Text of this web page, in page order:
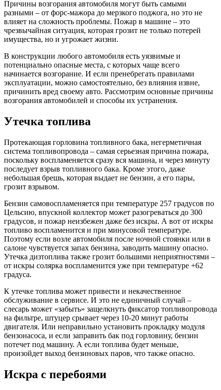
Причины возгорания автомобиля могут быть самыми
разными – от форс-мажора до мерзкого поджога, но это не
влияет на сложность проблемы. Пожар в машине – это
чрезвычайная ситуация, которая грозит не только потерей
имущества, но и угрожает жизни.
В конструкции любого автомобиля есть уязвимые и
потенциально опасные места, с которых чаще всего
начинается возгорание. И если пренебрегать правилами
эксплуатации, можно самостоятельно, без влияния извне,
причинить вред своему авто. Рассмотрим основные причины
возгорания автомобилей и способы их устранения.
Утечка топлива
Протекающая горловина топливного бака, негерметичная
система топливопровода – самая серьезная причина пожара,
поскольку воспламеняется сразу вся машина, и через минуту
последует взрыв топливного бака. Кроме этого, даже
небольшая брешь, которая выдает не бензин, а его пары,
грозит взрывом.
Бензин самовоспламеняется при температуре 257 градусов по
Цельсию, впускной коллектор может разогреваться до 300
градусов, и пожар неизбежен даже без искры. А вот от искры
топливо воспламенится и при минусовой температуре.
Поэтому если возле автомобиля после ночной стоянки или в
салоне чувствуется запах бензина, заводить машину опасно.
Утечка дизтоплива также грозит большими неприятностями –
от искры солярка воспламенится уже при температуре +62
градуса.
К утечке топлива может привести и некачественное
обслуживание в сервисе. И это не единичный случай –
слесарь может «забыть» защелкнуть фиксатор топливопровода
на фильтре, штуцер срывает через 10-20 минут работы
двигателя. Или неправильно установить прокладку модуля
бензонасоса, и если заправить бак под горловину, бензин
потечет под машину. А если топлива будет меньше,
произойдет выход бензиновых паров, что также опасно.
Искра с перебоями